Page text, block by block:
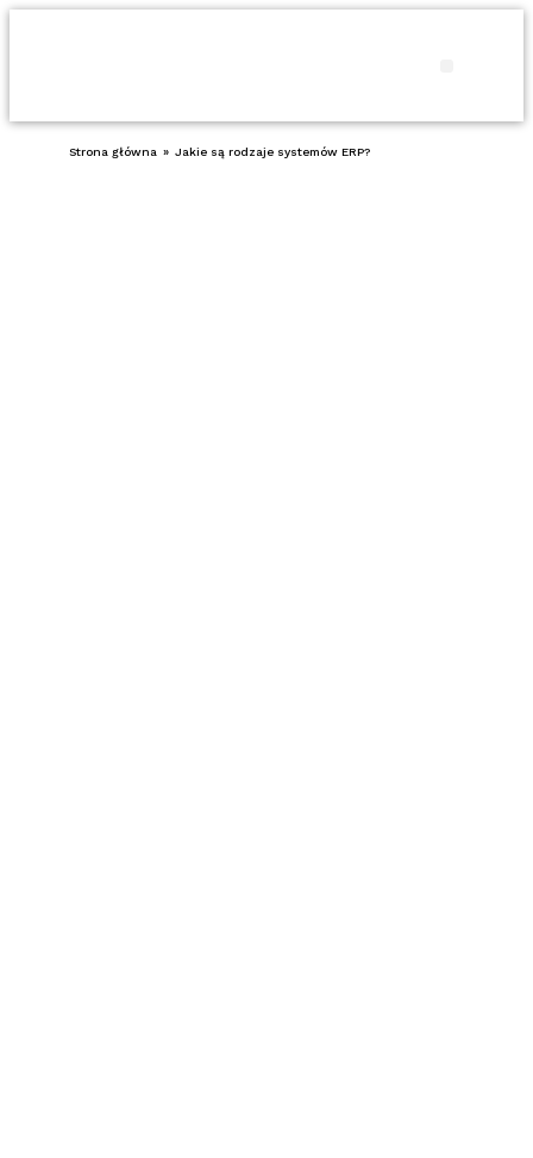
Strona główna » Jakie są rodzaje systemów ERP?